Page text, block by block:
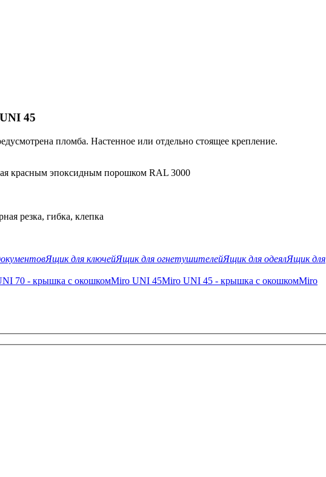
45
пломба. Настенное или отдельно стоящее крепление.
красным эпоксидным порошком RAL 3000
резка, гибка, клепка
Ящик для ключейЯщик для огнетушителейЯщик для одеялЯщик для
70 - крышка с окошкомMiro UNI 45Miro UNI 45 - крышка с окошкомMiro